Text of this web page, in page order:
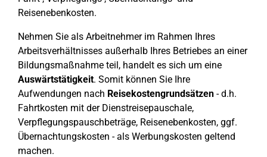
Reisenebenkosten.
Nehmen Sie als Arbeitnehmer im Rahmen Ihres
Arbeitsverhältnisses außerhalb Ihres Betriebes an einer
Bildungsmaßnahme teil, handelt es sich um eine
Auswärtstätigkeit. Somit können Sie Ihre
Aufwendungen nach Reisekostengrundsätzen - d.h.
Fahrtkosten mit der Dienstreisepauschale,
Verpflegungspauschbeträge, Reisenebenkosten, ggf.
Übernachtungskosten - als Werbungskosten geltend
machen.